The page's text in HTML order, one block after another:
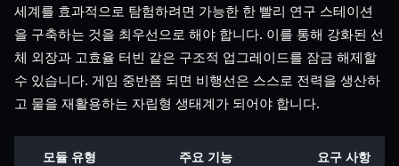
세계를 효과적으로 탐험하려면 가능한 한 빨리 연구 스테이션
을 구축하는 것을 최우선으로 해야 합니다. 이를 통해 강화된 선
체 외장과 고효율 터빈 같은 구조적 업그레이드를 잠금 해제할
수 있습니다. 게임 중반쯤 되면 비행선은 스스로 전력을 생산하
고 물을 재활용하는 자립형 생태계가 되어야 합니다.
모듈 유형 주요 기능 요구 사항